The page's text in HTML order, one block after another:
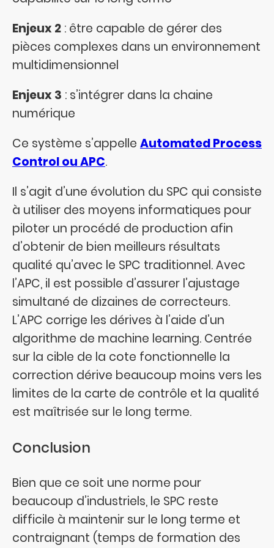
Enjeux 2 : être capable de gérer des
pièces complexes dans un environnement
multidimensionnel
Enjeux 3 : s’intégrer dans la chaine
numérique
Ce système s’appelle Automated Process
Control ou APC.
Il s’agit d’une évolution du SPC qui consiste
à utiliser des moyens informatiques pour
piloter un procédé de production afin
d’obtenir de bien meilleurs résultats
qualité qu’avec le SPC traditionnel. Avec
l’APC, il est possible d’assurer l’ajustage
simultané de dizaines de correcteurs.
L’APC corrige les dérives à l’aide d’un
algorithme de machine learning. Centrée
sur la cible de la cote fonctionnelle la
correction dérive beaucoup moins vers les
limites de la carte de contrôle et la qualité
est maîtrisée sur le long terme.
Conclusion
Bien que ce soit une norme pour
beaucoup d’industriels, le SPC reste
difficile à maintenir sur le long terme et
contraignant (temps de formation des